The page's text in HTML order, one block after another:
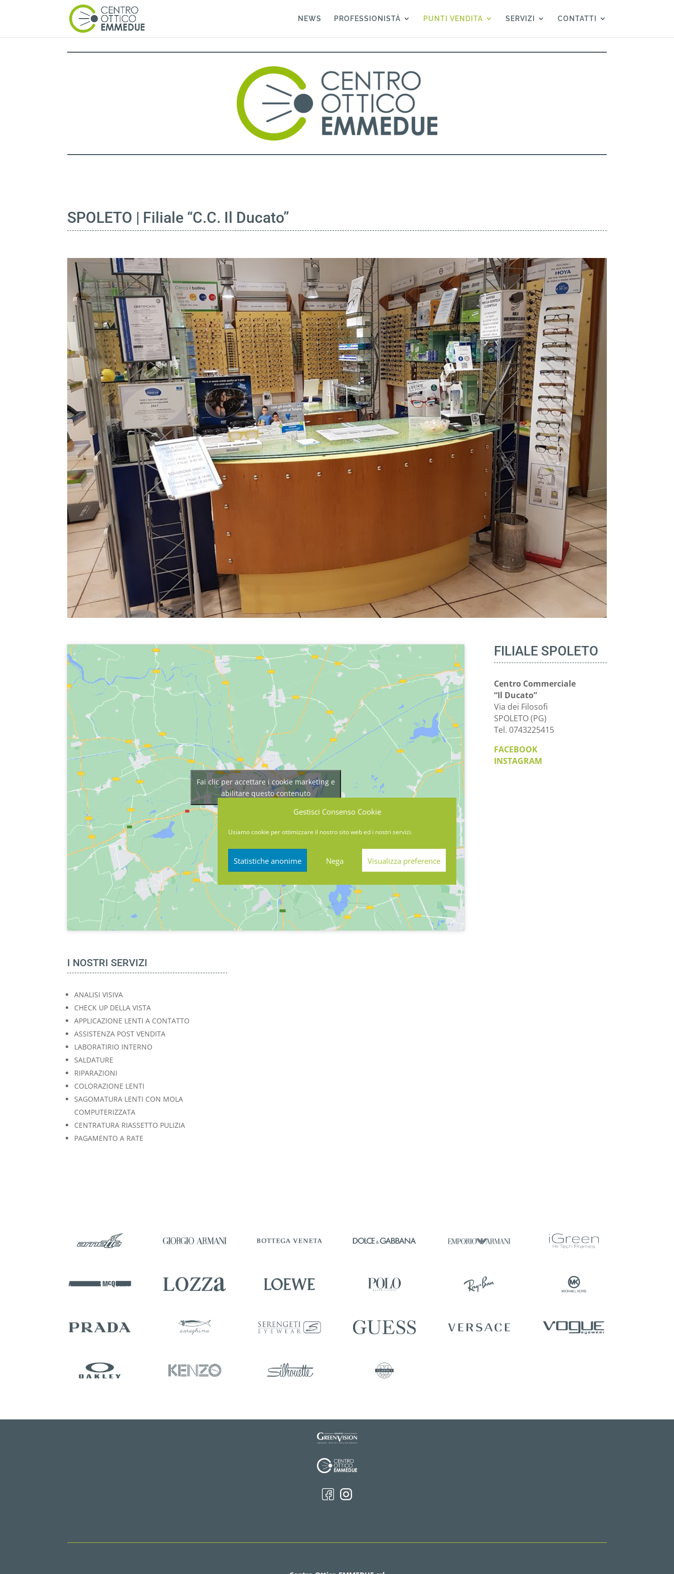
Gestisci Consenso Cookie
Usiamo cookie per ottimizzare il nostro sito web ed i nostri servizi.
Statistiche anonime Nega Visualizza preference
NEWS PROFESSIONISTÀ PUNTI VENDITA SERVIZI CONTATTI
SPOLETO | Filiale “C.C. Il Ducato”
Fai clic per accettare i cookie marketing e
abilitare questo contenuto
FILIALE SPOLETO
Centro Commerciale
“Il Ducato”
Via dei Filosofi
SPOLETO (PG)
Tel. 0743225415
FACEBOOK
INSTAGRAM
I NOSTRI SERVIZI
ANALISI VISIVA
CHECK UP DELLA VISTA
APPLICAZIONE LENTI A CONTATTO
ASSISTENZA POST VENDITA
LABORATIRIO INTERNO
SALDATURE
RIPARAZIONI
COLORAZIONE LENTI
SAGOMATURA LENTI CON MOLA
COMPUTERIZZATA
CENTRATURA RIASSETTO PULIZIA
PAGAMENTO A RATE